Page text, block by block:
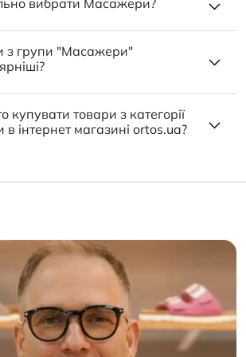
вибрати Масажери?
з групи "Масажери"
купувати товари з категорії
інтернет магазині ortos.ua?